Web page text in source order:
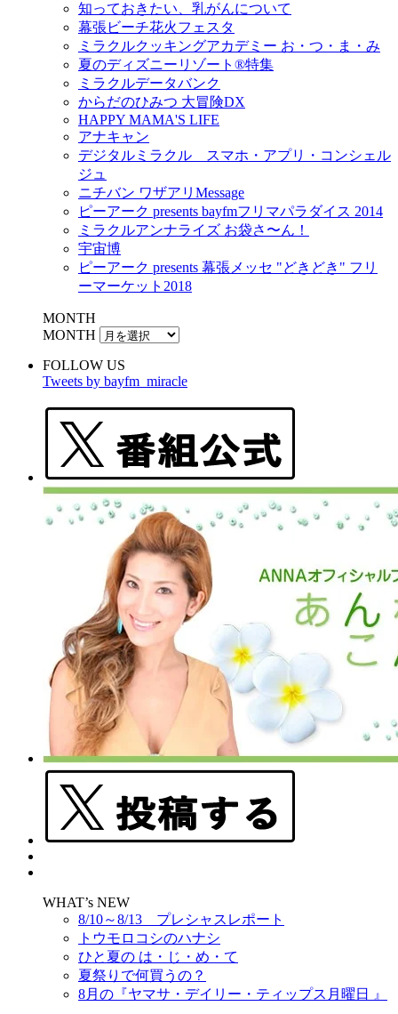
知っておきたい、乳がんについて
幕張ビーチ花火フェスタ
ミラクルクッキングアカデミー お・つ・ま・み
夏のディズニーリゾート®特集
ミラクルデータバンク
からだのひみつ 大冒険DX
HAPPY MAMA'S LIFE
アナキャン
デジタルミラクル スマホ・アプリ・コンシェル
ジュ
ニチバン ワザアリMessage
ピーアーク presents bayfmフリマパラダイス 2014
ミラクルアンナライズ お袋さ〜ん！
宇宙博
ピーアーク presents 幕張メッセ "どきどき" フリ
ーマーケット2018
MONTH
MONTH
FOLLOW US
Tweets by bayfm_miracle
WHAT’s NEW
8/10～8/13 プレシャスレポート
トウモロコシのハナシ
ひと夏の は・じ・め・て
夏祭りで何買うの？
8月の『ヤマサ・デイリー・ティップス月曜日 』